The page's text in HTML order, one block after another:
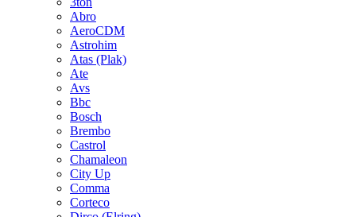
Abro
AeroCDM
Astrohim
Atas (Plak)
Ate
Avs
Bbc
Bosch
Brembo
Castrol
Chamaleon
City Up
Comma
Corteco